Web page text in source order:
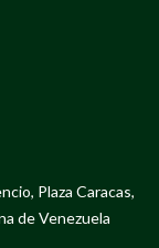
Plaza Caracas,
de Venezuela